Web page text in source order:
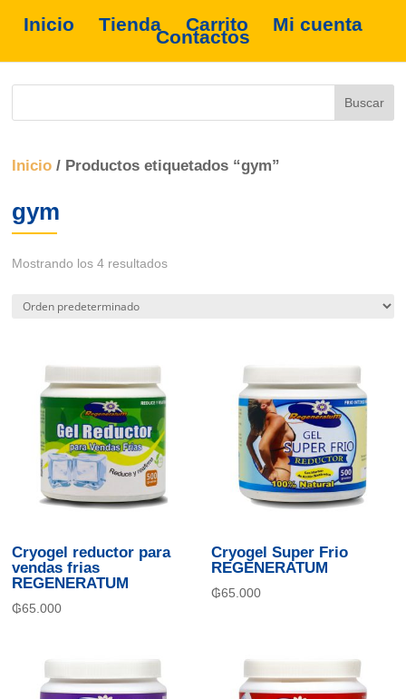
Inicio Tienda Carrito Mi cuenta
Contactos
Inicio / Productos etiquetados “gym”
gym
Mostrando los 4 resultados
Cryogel reductor para
vendas frias
REGENERATUM
₲65.000
Cryogel Super Frio
REGENERATUM
₲65.000